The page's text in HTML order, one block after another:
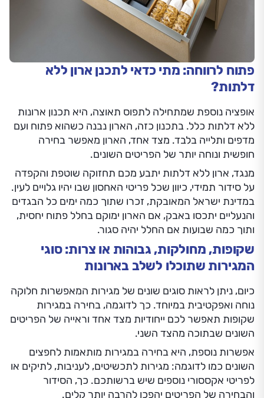
פתוח לרווחה: מתי כדאי לתכנן ארון ללא
דלתות?
אופציה נוספת שמתחילה לתפוס תאוצה, היא תכנון ארונות
ללא דלתות כלל. בתכנון כזה, הארון נבנה כשהוא פתוח ועם
מדפים ותלייה בלבד. מצד אחד, הארון מאפשר בחירה
חופשית ונוחה יותר של הפריטים השונים.
מנגד, ארון ללא דלתות יתבע מכם תחזוקה שוטפת והקפדה
על סידור תמידי, כיוון שכל פריטי האחסון שבו יהיו גלויים לעין.
במדינת ישראל המאובקת, זכרו שתוך כמה ימים כל הבגדים
והנעליים יתכסו באבק, אם הארון ימוקם בחלל פתוח יחסית,
ותוך כמה שבועות אם החלל יהיה סגור.
שקופות, מחולקות, גבוהות או צרות: סוגי
המגירות שתוכלו לשלב בארונות
כיום, ניתן לראות סוגים שונים של מגירות המאפשרות חלוקה
נוחה ואפקטיבית במיוחד. כך לדוגמה, בחירה במגירות
שקופות תאפשר לכם ייחודיות מצד אחד וראייה של הפריטים
השונים שבתוכה מהצד השני.
אפשרות נוספת, היא בחירה במגירות מותאמות לחפצים
השונים כמו לדוגמה: מגירות לתכשיטים, לעניבות, לתיקים או
לפריטי אקססורי נוספים שיש ברשותכם. כך, הסידור
והבחירה של הפריטים יהפכו להרבה יותר קלים.